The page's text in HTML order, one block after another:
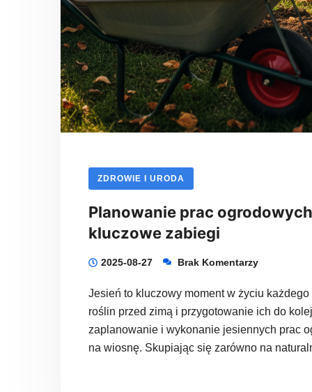
ZDROWIE I URODA
Planowanie prac
kluczowe zabiegi
2025-08-27 Brak Komentarzy
Jesień to kluczowy moment w życiu
roślin przed zimą i przygotowanie ich do
zaplanowanie i wykonanie jesiennych prac
na wiosnę. Skupiając się zarówno na